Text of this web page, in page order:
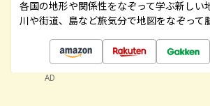
各国の地形や関係性をなぞって学ぶ新しい
川や街道、島など旅気分で地図をなぞって
AD